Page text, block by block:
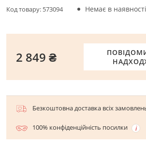
Код товару: 573094 Немає в наявності
2 849 ₴
Безкоштовна доставка всіх
100% конфіденційність посилки